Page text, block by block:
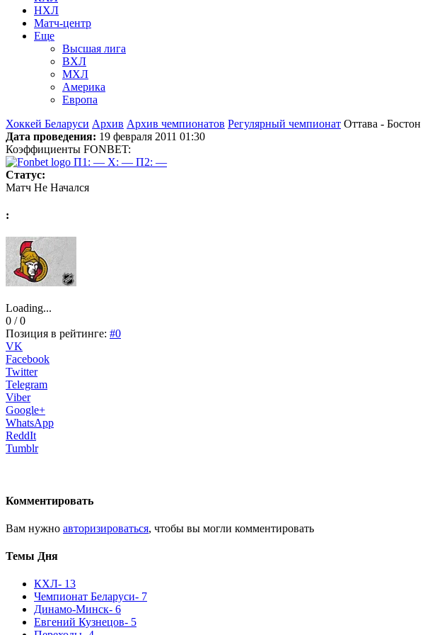
НХЛ
Матч-центр
Еще
Высшая лига
ВХЛ
МХЛ
Америка
Европа
Хоккей Беларуси Архив Архив чемпионатов Регулярный чемпионат Оттава - Бостон
Дата проведения: 19 февраля 2011 01:30
Коэффициенты FONBET:
П1: — X: — П2: —
Статус:
Матч Не Начался
:
Loading...
0 / 0
Позиция в рейтинге: #0
VK
Facebook
Twitter
Telegram
Viber
Google+
WhatsApp
ReddIt
Tumblr
Комментировать
Вам нужно авторизироваться, чтобы вы могли комментировать
Темы Дня
КХЛ- 13
Чемпионат Беларуси- 7
Динамо-Минск- 6
Евгений Кузнецов- 5